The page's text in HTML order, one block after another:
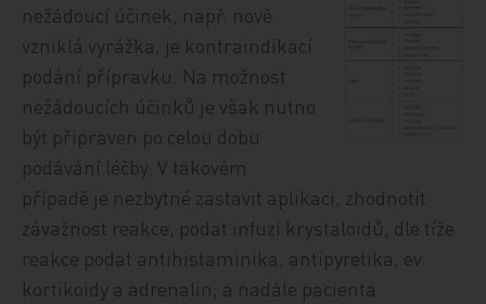
nežádoucí účinek, např. nově
vzniklá vyrážka, je kontraindikací
podání přípravku. Na možnost
nežádoucích účinků je však nutno
být připraven po celou dobu
podávání léčby. V takovém
případě je nezbytné zastavit aplikaci, zhodnotit
závažnost reakce, podat infuzi krystaloidů, dle tíže
reakce podat antihistaminika, antipyretika, ev.
kortikoidy a adrenalin, a nadále pacienta